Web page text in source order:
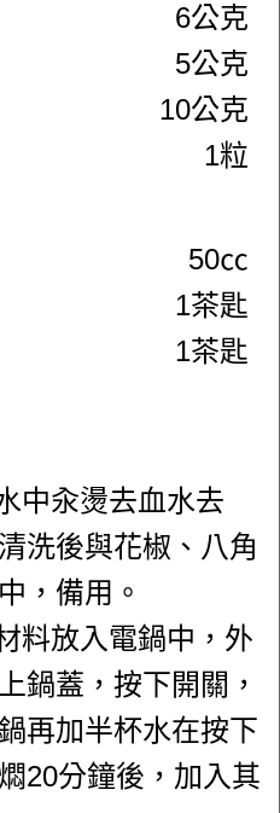
6公克
5公克
10公克
1粒
50㏄
1茶匙
1茶匙
中汆燙去血水去
洗後與花椒、八角
，備用。
料放入電鍋中，外
鍋蓋，按下開關，
再加半杯水在按下
20分鐘後，加入其